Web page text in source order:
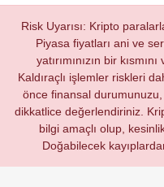
Risk Uyarısı: Kripto
Piyasa fiyatları ani ve
yatırımınızın bir
Kaldıraçlı işlemler riskleri
önce finansal durumunuzu,
dikkatlice değerlendiriniz.
bilgi amaçlı olup,
Doğabilecek